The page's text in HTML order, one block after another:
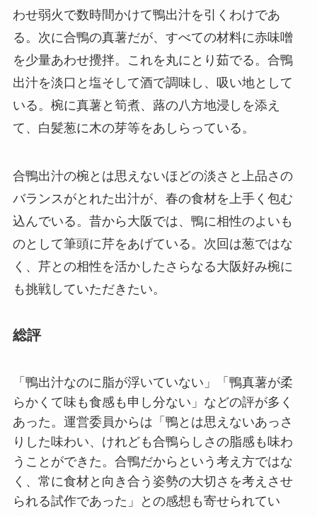
わせ弱火で数時間かけて鴨出汁を引くわけであ
る。次に合鴨の真薯だが、すべての材料に赤味噌
を少量あわせ攪拌。これを丸にとり茹でる。合鴨
出汁を淡口と塩そして酒で調味し、吸い地として
いる。椀に真薯と筍煮、蕗の八方地浸しを添え
て、白髪葱に木の芽等をあしらっている。
合鴨出汁の椀とは思えないほどの淡さと上品さの
バランスがとれた出汁が、春の食材を上手く包む
込んでいる。昔から大阪では、鴨に相性のよいも
のとして筆頭に芹をあげている。次回は葱ではな
く、芹との相性を活かしたさらなる大阪好み椀に
も挑戦していただきたい。
総評
「鴨出汁なのに脂が浮いていない」「鴨真薯が柔
らかくて味も食感も申し分ない」などの評が多く
あった。運営委員からは「鴨とは思えないあっさ
りした味わい、けれども合鴨らしさの脂感も味わ
うことができた。合鴨だからという考え方ではな
く、常に食材と向き合う姿勢の大切さを考えさせ
られる試作であった」との感想も寄せられてい